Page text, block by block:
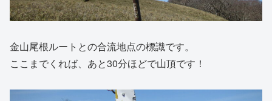
金山尾根ルートとの合流地点の標識です。
ここまでくれば、あと30分ほどで山頂です！